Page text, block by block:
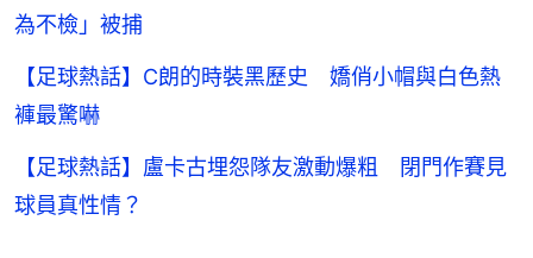
為不檢」被捕
【足球熱話】C朗的時裝黑歷史 嬌俏小帽與白色熱
褲最驚嚇
【足球熱話】盧卡古埋怨隊友激動爆粗 閉門作賽見
球員真性情？